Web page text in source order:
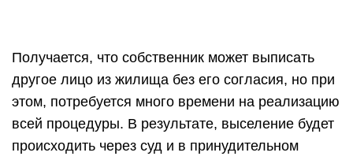
Получается, что собственник может выписать
другое лицо из жилища без его согласия, но при
этом, потребуется много времени на реализацию
всей процедуры. В результате, выселение будет
происходить через суд и в принудительном